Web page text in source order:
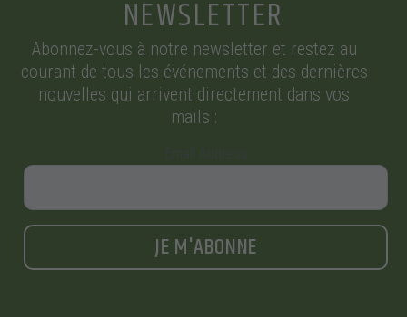
NEWSLETTER
Abonnez-vous à notre newsletter et restez au
courant de tous les événements et des dernières
nouvelles qui arrivent directement dans vos
mails :
Email Address
JE M'ABONNE